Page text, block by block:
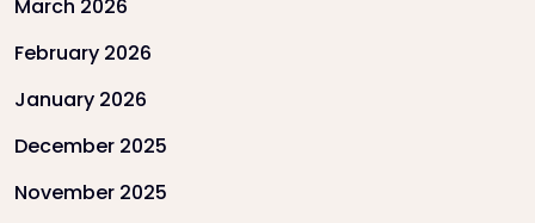
March 2026
February 2026
January 2026
December 2025
November 2025